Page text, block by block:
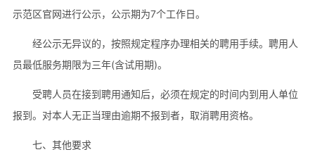
示范区官网进行公示，公示期为7个工作日。
经公示无异议的，按照规定程序办理相关的聘用手续。聘用人
员最低服务期限为三年(含试用期)。
受聘人员在接到聘用通知后，必须在规定的时间内到用人单位
报到。对本人无正当理由逾期不报到者，取消聘用资格。
七、其他要求